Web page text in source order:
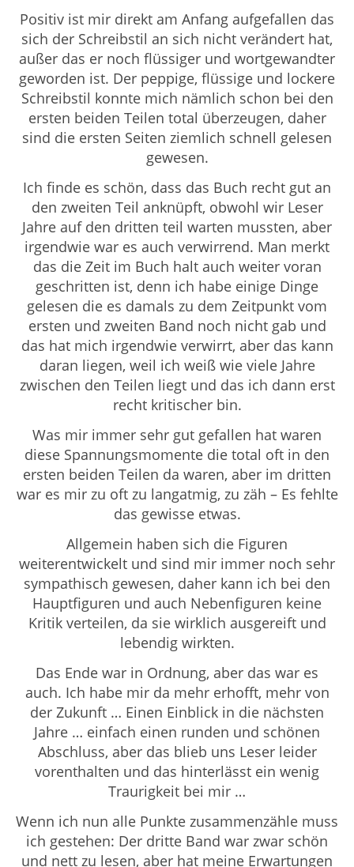
Positiv ist mir direkt am Anfang aufgefallen das
sich der Schreibstil an sich nicht verändert hat,
außer das er noch flüssiger und wortgewandter
geworden ist. Der peppige, flüssige und lockere
Schreibstil konnte mich nämlich schon bei den
ersten beiden Teilen total überzeugen, daher
sind die ersten Seiten ziemlich schnell gelesen
gewesen.
Ich finde es schön, dass das Buch recht gut an
den zweiten Teil anknüpft, obwohl wir Leser
Jahre auf den dritten teil warten mussten, aber
irgendwie war es auch verwirrend. Man merkt
das die Zeit im Buch halt auch weiter voran
geschritten ist, denn ich habe einige Dinge
gelesen die es damals zu dem Zeitpunkt vom
ersten und zweiten Band noch nicht gab und
das hat mich irgendwie verwirrt, aber das kann
daran liegen, weil ich weiß wie viele Jahre
zwischen den Teilen liegt und das ich dann erst
recht kritischer bin.
Was mir immer sehr gut gefallen hat waren
diese Spannungsmomente die total oft in den
ersten beiden Teilen da waren, aber im dritten
war es mir zu oft zu langatmig, zu zäh – Es fehlte
das gewisse etwas.
Allgemein haben sich die Figuren
weiterentwickelt und sind mir immer noch sehr
sympathisch gewesen, daher kann ich bei den
Hauptfiguren und auch Nebenfiguren keine
Kritik verteilen, da sie wirklich ausgereift und
lebendig wirkten.
Das Ende war in Ordnung, aber das war es
auch. Ich habe mir da mehr erhofft, mehr von
der Zukunft … Einen Einblick in die nächsten
Jahre … einfach einen runden und schönen
Abschluss, aber das blieb uns Leser leider
vorenthalten und das hinterlässt ein wenig
Traurigkeit bei mir …
Wenn ich nun alle Punkte zusammenzähle muss
ich gestehen: Der dritte Band war zwar schön
und nett zu lesen, aber hat meine Erwartungen